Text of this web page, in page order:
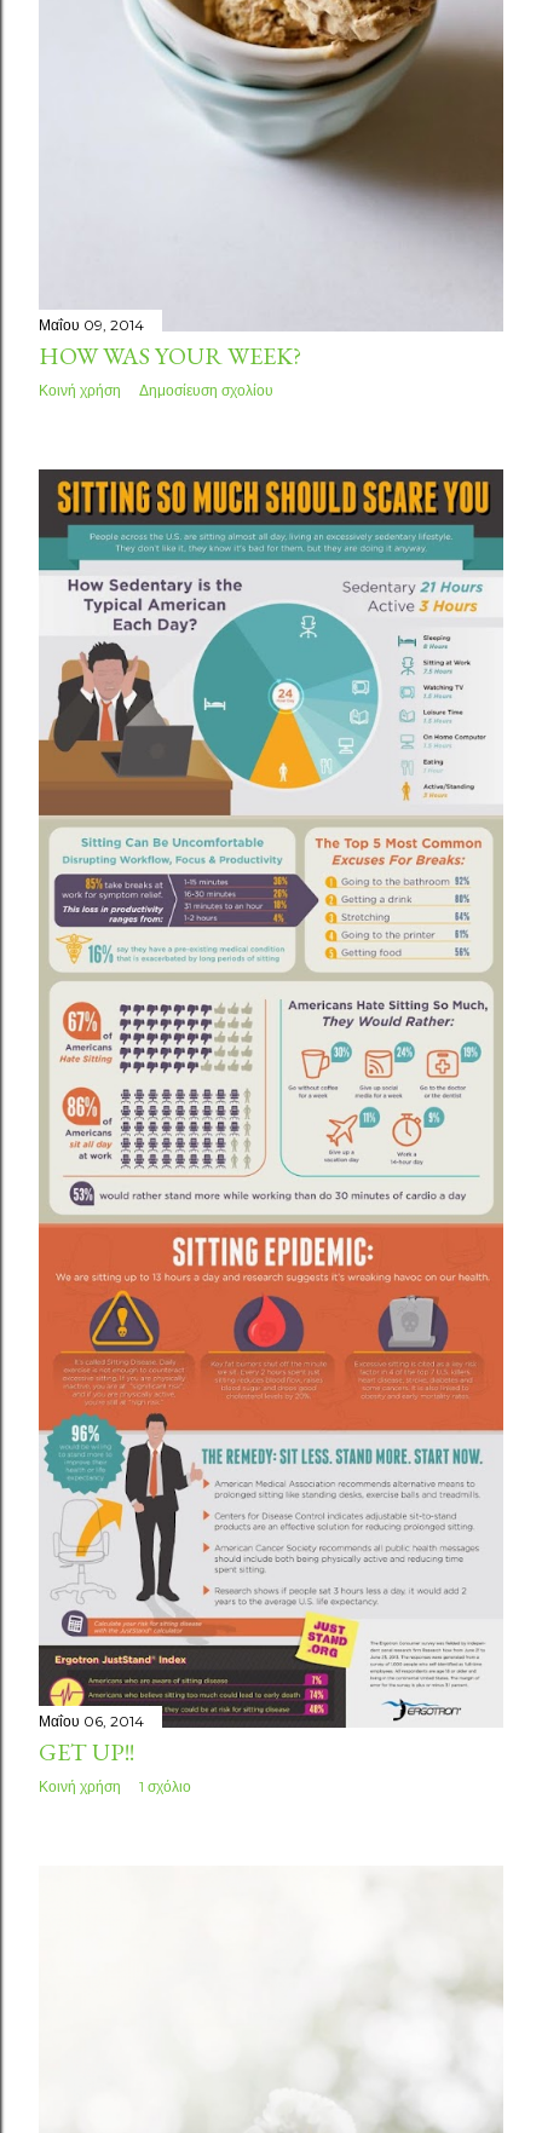
Μαΐου 09, 2014
HOW WAS YOUR WEEK?
Κοινή χρήση Δημοσίευση σχολίου
Μαΐου 06, 2014
GET UP!!
Κοινή χρήση 1 σχόλιο